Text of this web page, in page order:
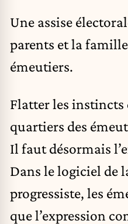
Une assise
parents et la
émeutiers.
Flatter les instincts
quartiers des
Il faut désormais
Dans le logiciel de
progressiste, les
que l’expression